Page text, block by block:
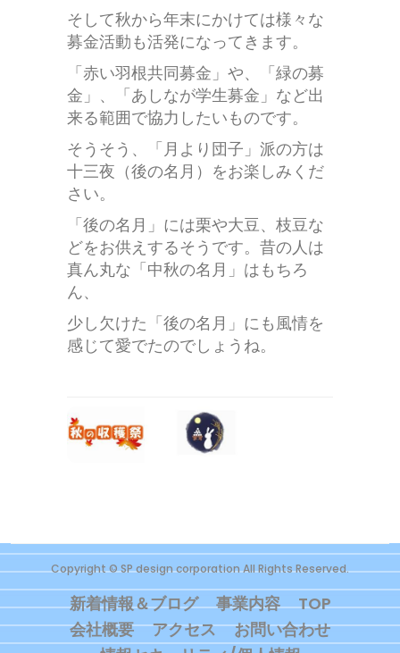
そして秋から年末にかけては様々な
募金活動も活発になってきます。
「赤い羽根共同募金」や、「緑の募
金」、「あしなが学生募金」など出
来る範囲で協力したいものです。
そうそう、「月より団子」派の方は
十三夜（後の名月）をお楽しみくだ
さい。
「後の名月」には栗や大豆、枝豆な
どをお供えするそうです。昔の人は
真ん丸な「中秋の名月」はもちろ
ん、
少し欠けた「後の名月」にも風情を
感じて愛でたのでしょうね。
Copyright © SP design corporation All Rights Reserved.
新着情報＆ブログ 事業内容
TOP
会社概要
アクセス
お問い合わせ